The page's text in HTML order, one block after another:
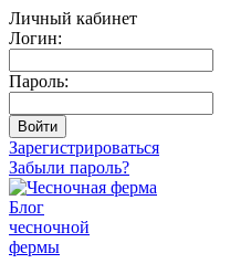
Личный кабинет
Логин:
Пароль:
Зарегистрироваться
Забыли пароль?
Блог
чесночной
фермы